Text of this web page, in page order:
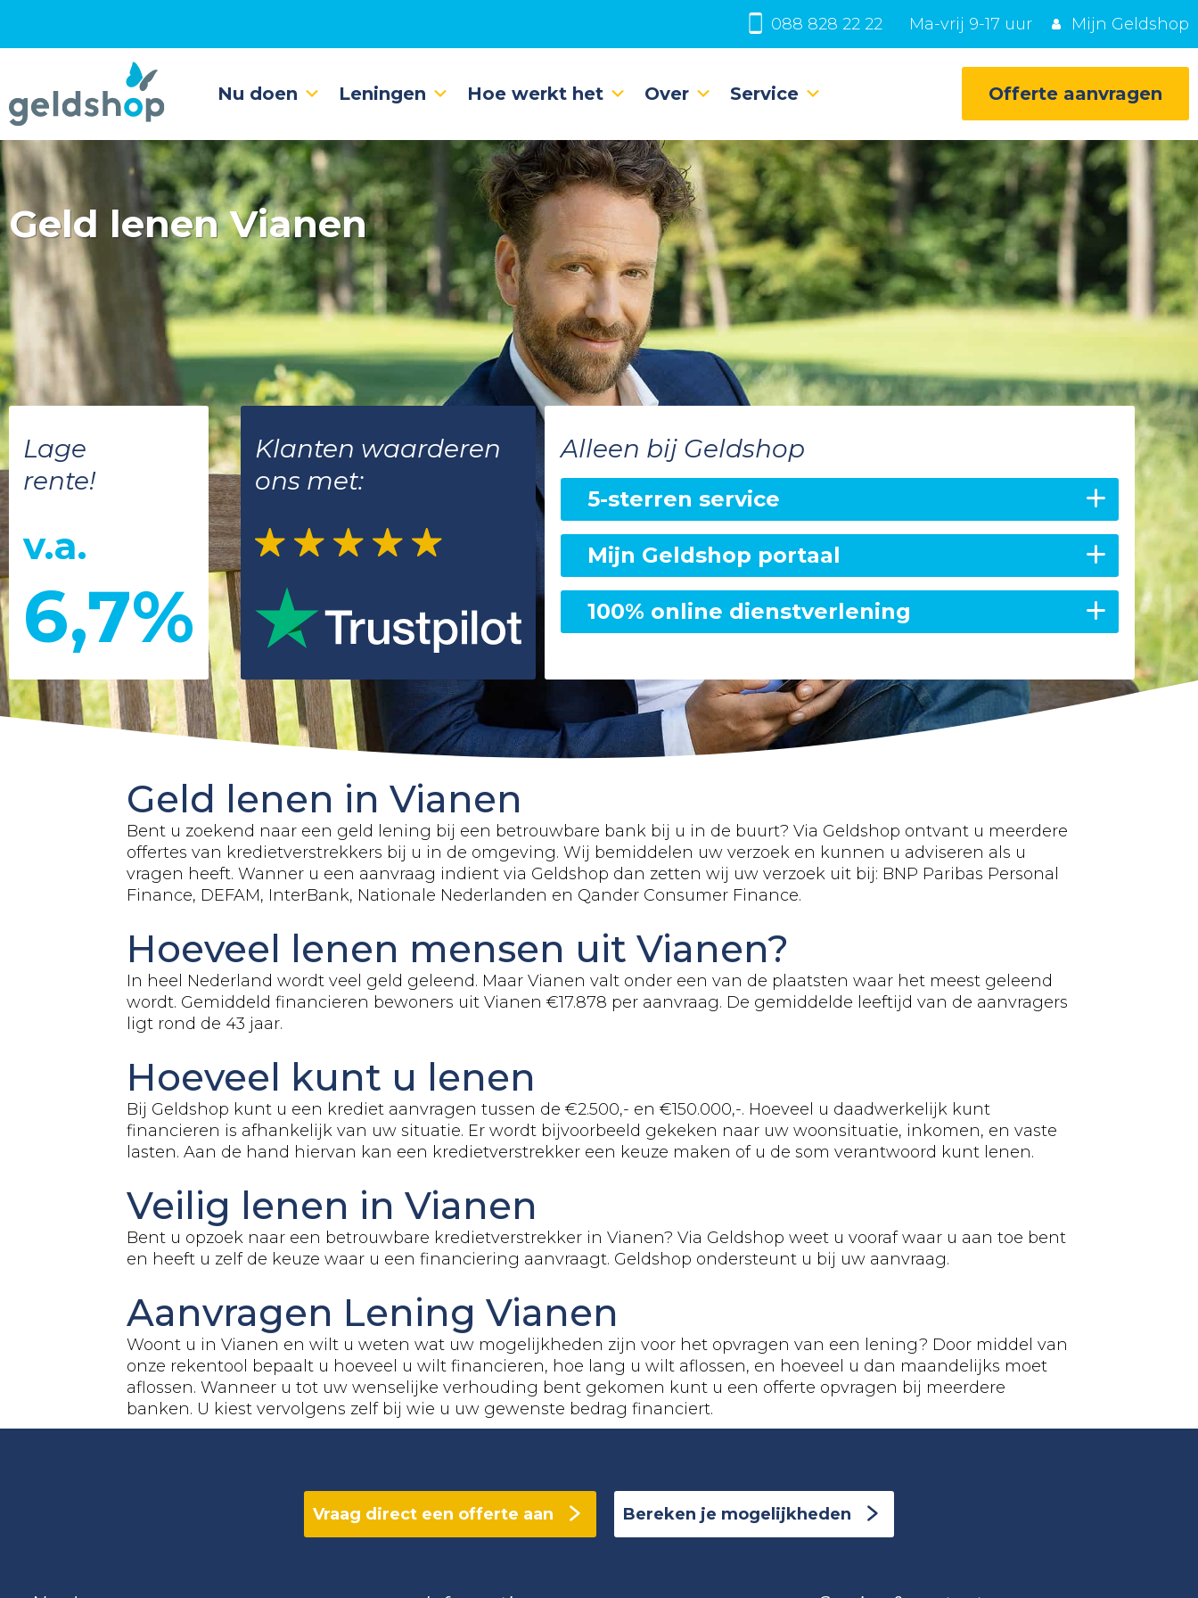
088 828 22 22 Ma-vrij 9-17 uur Mijn Geldshop
Nu doen Leningen Hoe werkt het Over Service Offerte aanvragen
Geld lenen Vianen
Lage
rente!
v.a.
6,7%
Klanten waarderen
ons met:
Alleen bij Geldshop
5-sterren service
Mijn Geldshop portaal
100% online dienstverlening
Geld lenen in Vianen
Bent u zoekend naar een geld lening bij een betrouwbare bank bij u in de buurt? Via Geldshop ontvant u meerdere
offertes van kredietverstrekkers bij u in de omgeving. Wij bemiddelen uw verzoek en kunnen u adviseren als u
vragen heeft. Wanner u een aanvraag indient via Geldshop dan zetten wij uw verzoek uit bij: BNP Paribas Personal
Finance, DEFAM, InterBank, Nationale Nederlanden en Qander Consumer Finance.
Hoeveel lenen mensen uit Vianen?
In heel Nederland wordt veel geld geleend. Maar Vianen valt onder een van de plaatsten waar het meest geleend
wordt. Gemiddeld financieren bewoners uit Vianen €17.878 per aanvraag. De gemiddelde leeftijd van de aanvragers
ligt rond de 43 jaar.
Hoeveel kunt u lenen
Bij Geldshop kunt u een krediet aanvragen tussen de €2.500,- en €150.000,-. Hoeveel u daadwerkelijk kunt
financieren is afhankelijk van uw situatie. Er wordt bijvoorbeeld gekeken naar uw woonsituatie, inkomen, en vaste
lasten. Aan de hand hiervan kan een kredietverstrekker een keuze maken of u de som verantwoord kunt lenen.
Veilig lenen in Vianen
Bent u opzoek naar een betrouwbare kredietverstrekker in Vianen? Via Geldshop weet u vooraf waar u aan toe bent
en heeft u zelf de keuze waar u een financiering aanvraagt. Geldshop ondersteunt u bij uw aanvraag.
Aanvragen Lening Vianen
Woont u in Vianen en wilt u weten wat uw mogelijkheden zijn voor het opvragen van een lening? Door middel van
onze rekentool bepaalt u hoeveel u wilt financieren, hoe lang u wilt aflossen, en hoeveel u dan maandelijks moet
aflossen. Wanneer u tot uw wenselijke verhouding bent gekomen kunt u een offerte opvragen bij meerdere
banken. U kiest vervolgens zelf bij wie u uw gewenste bedrag financiert.
Vraag direct een offerte aan Bereken je mogelijkheden